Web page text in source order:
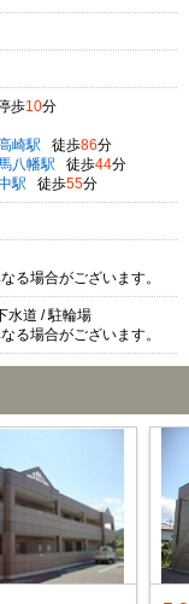
歩10分
崎駅 徒歩86分
八幡駅 徒歩44分
駅 徒歩55分
る場合がございます。
水道 / 駐輪場
る場合がございます。